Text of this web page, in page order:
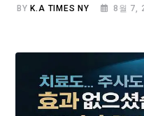
BY K.A TIMES NY 8월 7,